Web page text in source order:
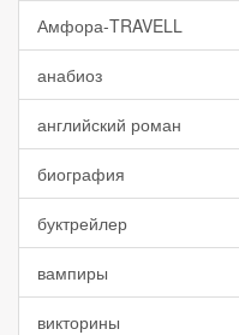
Амфора-TRAVELL
анабиоз
английский роман
биография
буктрейлер
вампиры
викторины